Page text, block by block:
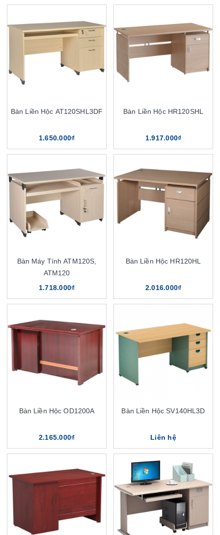
Bàn Liền Hộc AT120SHL3DF
1.650.000₫
Bàn Liền Hộc HR120SHL
1.917.000₫
Bàn Máy Tính ATM120S,
ATM120
1.718.000₫
Bàn Liền Hộc HR120HL
2.016.000₫
Bàn Liền Hộc OD1200A
2.165.000₫
Bàn Liền Hộc SV140HL3D
Liên hệ